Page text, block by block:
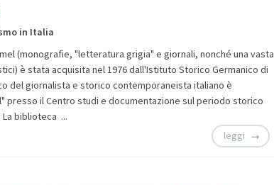
in Italia
(monografie, "letteratura grigia" e giornali, nonché una vasta
è stata acquisita nel 1976 dall'Istituto Storico Germanico di
del giornalista e storico contemporaneista italiano è
presso il Centro studi e documentazione sul periodo storico
La biblioteca ...
leggi